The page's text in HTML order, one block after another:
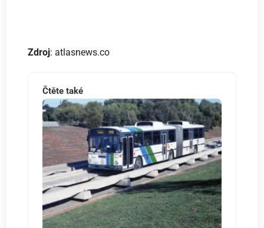
Zdroj: atlasnews.co
Čtěte také